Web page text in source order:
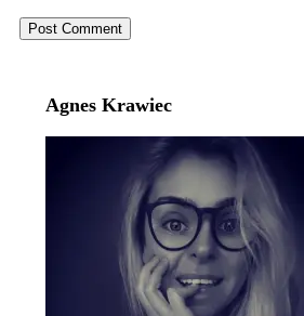
Agnes Krawiec